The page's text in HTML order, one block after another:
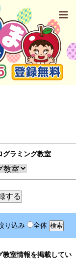
グラミング教室
り込み 全体
教室情報を掲載してい